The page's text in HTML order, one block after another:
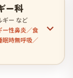
ー科
ギー など
ー性鼻炎／食
眠時無呼吸／